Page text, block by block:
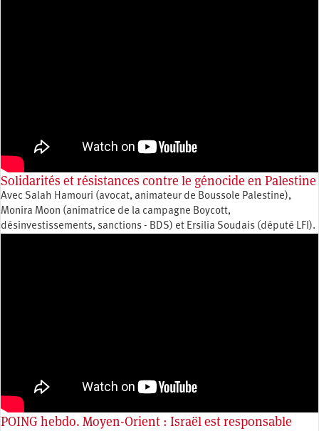
Solidarités et résistances contre le génocide en Palestine
Avec Salah Hamouri (avocat, animateur de Boussole Palestine),
Monira Moon (animatrice de la campagne Boycott,
désinvestissements, sanctions - BDS) et Ersilia Soudais (député LFI).
POING hebdo. Moyen-Orient : Israël est responsable